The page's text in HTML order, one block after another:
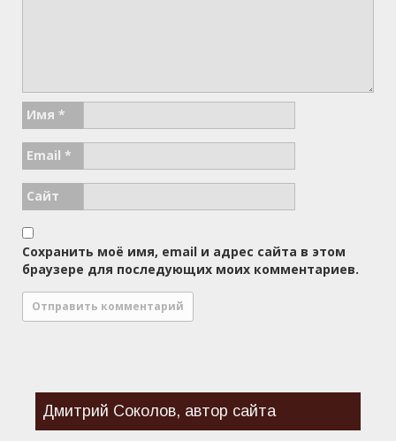
Имя *
Email *
Сайт
Сохранить моё имя, email и адрес сайта в этом
браузере для последующих моих комментариев.
Дмитрий Соколов, автор сайта